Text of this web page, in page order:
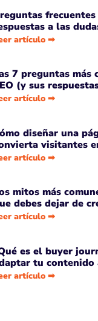
frecuentes
a las
artículo ➡
7 preguntas más
(y sus
artículo ➡
diseñar una
visitantes
artículo ➡
mitos más
debes dejar de
artículo ➡
es el buyer
tu contenido
artículo ➡